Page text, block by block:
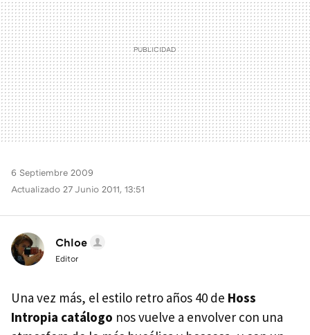
6 Septiembre 2009
Actualizado 27 Junio 2011, 13:51
Chloe
Editor
Una vez más, el estilo retro años 40 de Hoss
Intropia catálogo nos vuelve a envolver con una